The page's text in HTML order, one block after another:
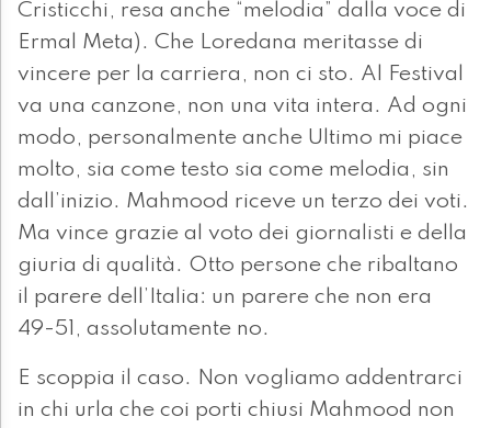
Cristicchi, resa anche “melodia” dalla voce di
Ermal Meta). Che Loredana meritasse di
vincere per la carriera, non ci sto. Al Festival
va una canzone, non una vita intera. Ad ogni
modo, personalmente anche Ultimo mi piace
molto, sia come testo sia come melodia, sin
dall’inizio. Mahmood riceve un terzo dei voti.
Ma vince grazie al voto dei giornalisti e della
giuria di qualità. Otto persone che ribaltano
il parere dell’Italia: un parere che non era
49-51, assolutamente no.
E scoppia il caso. Non vogliamo addentrarci
in chi urla che coi porti chiusi Mahmood non